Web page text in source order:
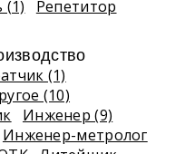
(1)
Репетитор
(1)
(10)
Инженер (9)
Инженер-метролог